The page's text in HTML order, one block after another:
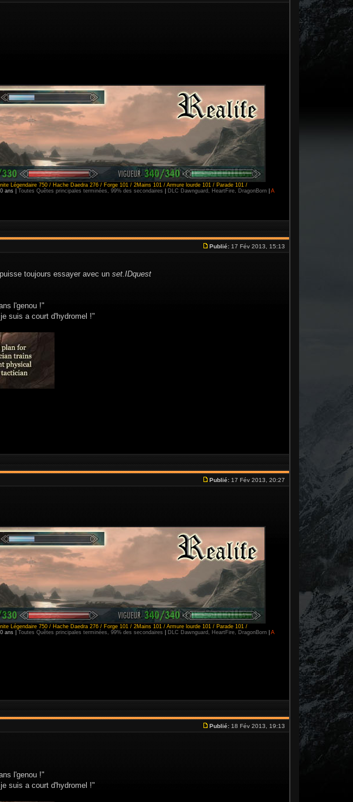
Légendaire 750 / Hache Daedra 276 / Forge 101 / 2Mains 101 / Armure lourde 101 / Parade 101 /
ans | Toutes Quêtes principales terminées, 99% des secondaires DLC Dawnguard, HeartFire, DragonBorn
A
Publié: 17 Fév 2013, 15:13
toujours essayer avec un set.IDquest
l'genou !"
suis a court d'hydromel !"
Publié: 17 Fév 2013, 20:27
Légendaire 750 / Hache Daedra 276 / Forge 101 / 2Mains 101 / Armure lourde 101 / Parade 101 /
ans | Toutes Quêtes principales terminées, 99% des secondaires DLC Dawnguard, HeartFire, DragonBorn
A
Publié: 18 Fév 2013, 19:13
l'genou !"
suis a court d'hydromel !"